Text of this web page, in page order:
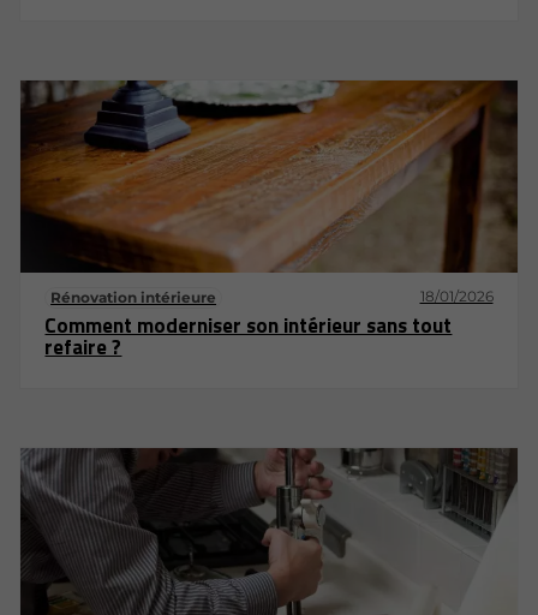
Rénovation intérieure 18/01/2026
Comment moderniser son intérieur sans tout
refaire ?